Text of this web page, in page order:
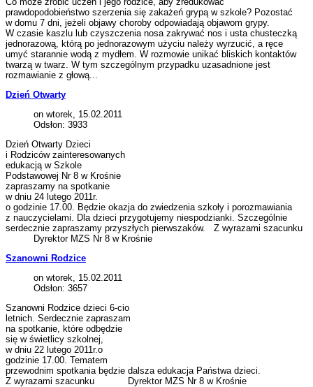
prawdopodobieństwo szerzenia się zakażeń grypą w szkole? Pozostać
w domu 7 dni, jeżeli objawy choroby odpowiadają objawom grypy.
W czasie kaszlu lub czyszczenia nosa zakrywać nos i usta chusteczką
jednorazową, którą po jednorazowym użyciu należy wyrzucić, a ręce
umyć starannie wodą z mydłem. W rozmowie unikać bliskich kontaktów
twarzą w twarz. W tym szczególnym przypadku uzasadnione jest
rozmawianie z głową...
Dzień Otwarty
on wtorek, 15.02.2011
Odsłon: 3933
Dzień Otwarty Dzieci
i Rodziców zainteresowanych
edukacją w Szkole
Podstawowej Nr 8 w Krośnie
zapraszamy na spotkanie
w dniu 24 lutego 2011r.
o godzinie 17.00. Będzie okazja do zwiedzenia szkoły i porozmawiania
z nauczycielami. Dla dzieci przygotujemy niespodzianki. Szczególnie
serdecznie zapraszamy przyszłych pierwszaków. Z wyrazami szacunku
Dyrektor MZS Nr 8 w Krośnie
Szanowni Rodzice
on wtorek, 15.02.2011
Odsłon: 3657
Szanowni Rodzice dzieci 6-cio
letnich. Serdecznie zapraszam
na spotkanie, które odbędzie
się w świetlicy szkolnej,
w dniu 22 lutego 2011r.o
godzinie 17.00. Tematem
przewodnim spotkania będzie dalsza edukacja Państwa dzieci.
Z wyrazami szacunku Dyrektor MZS Nr 8 w Krośnie